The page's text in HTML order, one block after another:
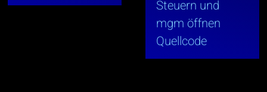
Steuern und
mgm öffnen
Quellcode